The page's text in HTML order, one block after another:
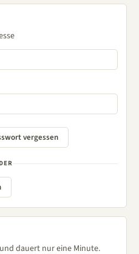
dauert nur eine Minute.